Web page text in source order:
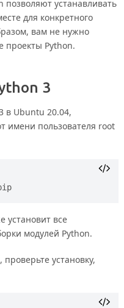
устанавливать
для конкретного
вам не нужно
проекты Python.
3
в Ubuntu 20.04,
имени пользователя root
установит все
модулей Python.
установку,